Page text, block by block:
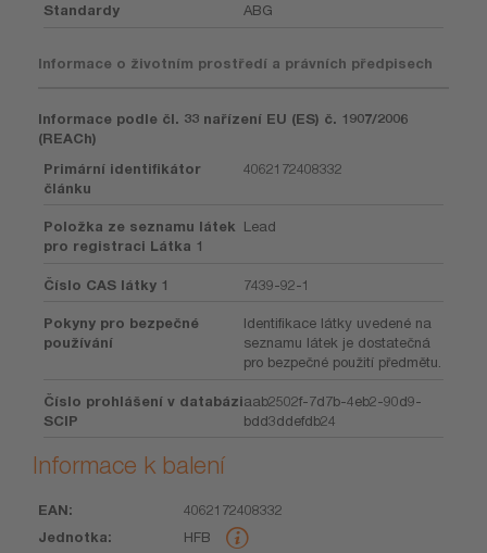
Standardy ABG
Informace o životním prostředí a právních předpisech
Informace podle čl. 33 nařízení EU (ES) č. 1907/2006
(REACh)
Primární identifikátor
článku
4062172408332
Položka ze seznamu látek
pro registraci Látka 1
Lead
Číslo CAS látky 1 7439-92-1
Pokyny pro bezpečné
používání
Identifikace látky uvedené na
seznamu látek je dostatečná
pro bezpečné použití předmětu.
Číslo prohlášení v databázi
SCIP
aab2502f-7d7b-4eb2-90d9-
bdd3ddefdb24
Informace k balení
EAN Kus Rozměry
4062172408332
HFB